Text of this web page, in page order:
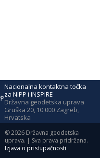
Nacionalna kontaktna točka
za NIPP i INSPIRE
Državna geodetska uprava
Gruška 20, 10 000 Zagreb,
Hrvatska
©2026 Državna geodetska
uprava. | Sva prava pridržana.
Izjava o pristupačnosti